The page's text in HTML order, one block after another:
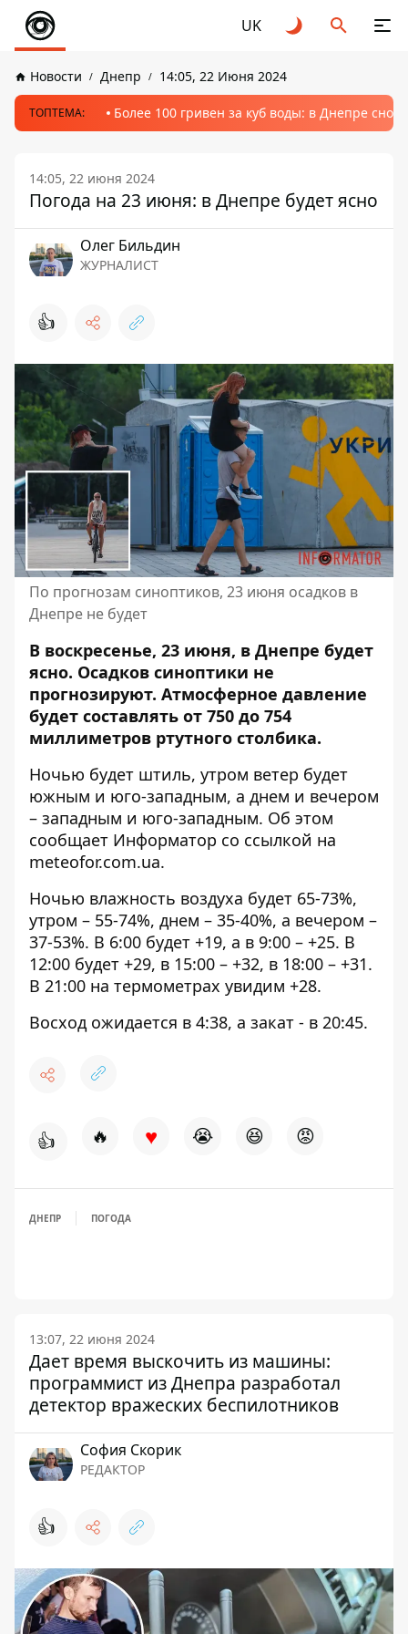
UK
Новости Днепр 14:05, 22 Июня 2024
ТОПТЕМА: Более 100 гривен за куб воды: в Днепре
14:05, 22 июня 2024
Погода на 23 июня: в Днепре будет ясно
Олег Бильдин
ЖУРНАЛИСТ
👍
По прогнозам синоптиков, 23 июня осадков в
Днепре не будет
В воскресенье, 23 июня, в Днепре будет
ясно. Осадков синоптики не
прогнозируют. Атмосферное давление
будет составлять от 750 до 754
миллиметров ртутного столбика.
Ночью будет штиль, утром ветер будет
южным и юго-западным, а днем ​​и вечером
– западным и юго-западным. Об этом
сообщает Информатор со ссылкой на
meteofor.com.ua.
Ночью влажность воздуха будет 65-73%,
утром – 55-74%, днем ​​– 35-40%, а вечером –
37-53%. В 6:00 будет +19, а в 9:00 – +25. В
12:00 будет +29, в 15:00 – +32, в 18:00 – +31.
В 21:00 на термометрах увидим +28.
Восход ожидается в 4:38, а закат - в 20:45.
👍 🔥 ♥ 😭 😆 😡
ДНЕПР ПОГОДА
13:07, 22 июня 2024
Дает время выскочить из машины:
программист из Днепра разработал
детектор вражеских беспилотников
София Скорик
РЕДАКТОР
👍